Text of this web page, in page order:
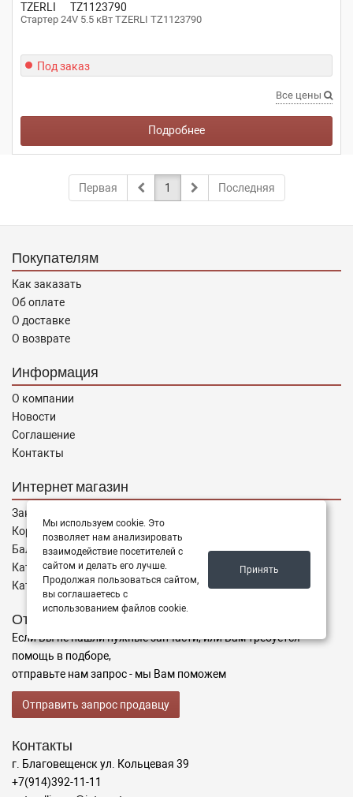
TZERLI TZ1123790
Стартер 24V 5.5 кВт TZERLI TZ1123790
Под заказ
Все цены
Подробнее
Первая 1 Последняя
Покупателям
Как заказать
Об оплате
О доставке
О возврате
Информация
О компании
Новости
Соглашение
Контакты
Интернет магазин
Заказы
Корзина
Баланс
Каталог товаров
Каталог брендов
Отправить запрос
Если Вы не нашли нужные запчасти, или Вам требуется
помощь в подборе,
отправьте нам запрос - мы Вам поможем
Отправить запрос продавцу
Контакты
г. Благовещенск ул. Кольцевая 39
+7(914)392-11-11
Мы используем cookie. Это
позволяет нам анализировать
взаимодействие посетителей с
сайтом и делать его лучше.
Продолжая пользоваться сайтом,
вы соглашаетесь с
использованием файлов cookie.
Принять